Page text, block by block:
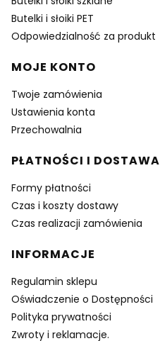
Butelki i słoiki PET
Odpowiedzialność za produkt
MOJE KONTO
Twoje zamówienia
Ustawienia konta
Przechowalnia
PŁATNOŚCI I DOSTAWA
Formy płatności
Czas i koszty dostawy
Czas realizacji zamówienia
INFORMACJE
Regulamin sklepu
Oświadczenie o Dostępności
Polityka prywatności
Zwroty i reklamacje.